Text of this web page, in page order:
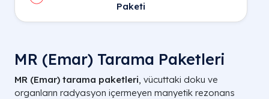
Paketi
MR (Emar) Tarama Paketleri
MR (Emar) tarama paketleri, vücuttaki doku ve
organların radyasyon içermeyen manyetik rezonans